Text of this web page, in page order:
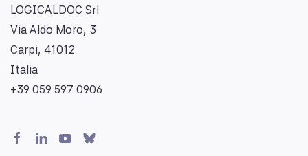
LOGICALDOC Srl
Via Aldo Moro, 3
Carpi, 41012
Italia
+39 059 597 0906